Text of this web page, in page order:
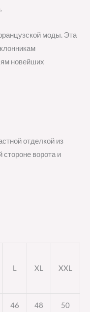
моды. Эта
новейших
отделкой из
стороне ворота и
L XL XXL
46 48 50